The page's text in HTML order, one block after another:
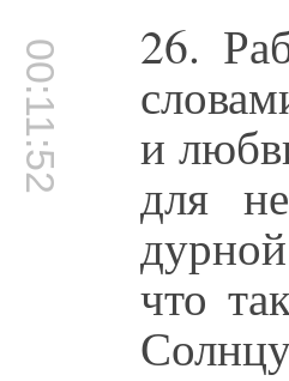
00:11:52 26.
и
для
что